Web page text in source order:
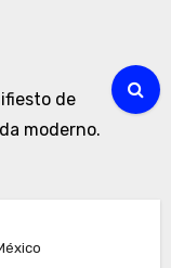
de
moderno.